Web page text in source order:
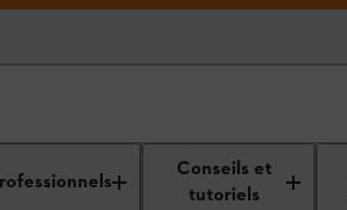
Conseils et
tutoriels